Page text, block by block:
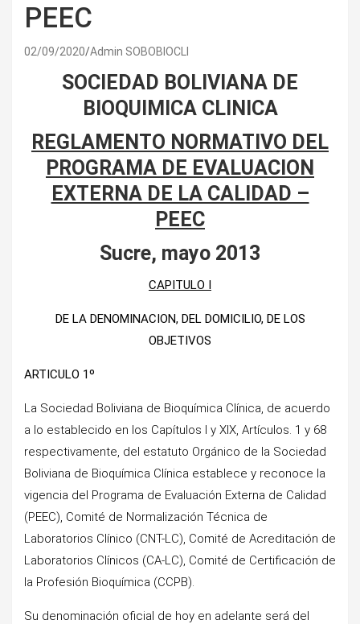
PEEC
02/09/2020 Admin SOBOBIOCLI
SOCIEDAD BOLIVIANA DE
BIOQUIMICA CLINICA
REGLAMENTO NORMATIVO DEL
PROGRAMA DE EVALUACION
EXTERNA DE LA CALIDAD –
PEEC
Sucre, mayo 2013
CAPITULO I
DE LA DENOMINACION, DEL DOMICILIO, DE LOS
OBJETIVOS
ARTICULO 1º
La Sociedad Boliviana de Bioquímica Clínica, de acuerdo
a lo establecido en los Capítulos I y XIX, Artículos. 1 y 68
respectivamente, del estatuto Orgánico de la Sociedad
Boliviana de Bioquímica Clínica establece y reconoce la
vigencia del Programa de Evaluación Externa de Calidad
(PEEC), Comité de Normalización Técnica de
Laboratorios Clínico (CNT-LC), Comité de Acreditación de
Laboratorios Clínicos (CA-LC), Comité de Certificación de
la Profesión Bioquímica (CCPB).
Su denominación oficial de hoy en adelante será del